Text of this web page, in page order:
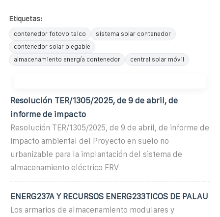
Etiquetas:
contenedor fotovoltaico
sistema solar contenedor
contenedor solar plegable
almacenamiento energía contenedor
central solar móvil
Resolución TER/1305/2025, de 9 de abril, de
informe de impacto
Resolución TER/1305/2025, de 9 de abril, de informe de
impacto ambiental del Proyecto en suelo no
urbanizable para la implantación del sistema de
almacenamiento eléctrico FRV
ENERG237A Y RECURSOS ENERG233TICOS DE PALAU
Los armarios de almacenamiento modulares y